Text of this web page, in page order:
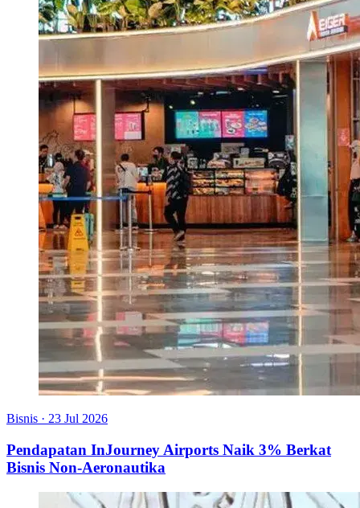
Bisnis · 23 Jul 2026
Pendapatan InJourney Airports Naik 3% Berkat
Bisnis Non-Aeronautika